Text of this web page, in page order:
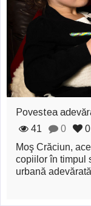
Povestea
41
0
0
Moş Crăciun,
copiilor în timpul
urbană